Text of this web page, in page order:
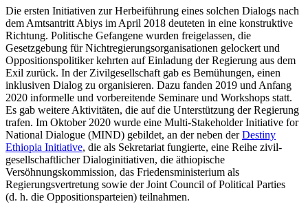
Die ersten Initiativen zur Herbeiführung eines solchen Dialogs nach
dem Amtsantritt Abiys im April 2018 deuteten in eine kon­struktive
Richtung. Politische Gefangene wurden freigelassen, die
Gesetzgebung für Nichtregierungsorganisationen gelockert und
Oppositionspolitiker kehrten auf Ein­ladung der Regierung aus dem
Exil zurück. In der Zivilgesellschaft gab es Bemühungen, einen
inklusiven Dialog zu organisieren. Dazu fanden 2019 und Anfang
2020 infor­melle und vorbereitende Seminare und Workshops statt.
Es gab weitere Aktivitäten, die auf die Unterstützung der Regierung
trafen. Im Oktober 2020 wurde eine Multi-Stake­holder Initiative for
National Dialogue (MIND) gebildet, an der neben derDestiny
Ethiopia Initiative, die als Sekretariat fun­gier­te, eine Reihe zivil­
gesellschaftlicher Dialog­initiativen, die äthiopische
Versöhnungskommission, das Friedensministe­rium als
Regierungsvertretung sowie der Joint Coun­cil of Political Parties
(d. h. die Oppo­sitionsparteien) teilnahmen.